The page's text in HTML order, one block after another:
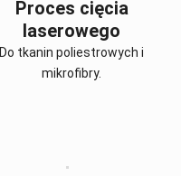
Proces cięcia
laserowego
Do tkanin poliestrowych i
mikrofibry.